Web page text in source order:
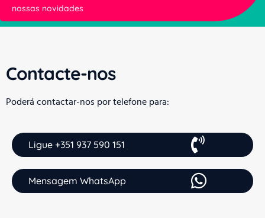
nossas novidades
Contacte-nos
Poderá contactar-nos por telefone para:
Ligue +351 937 590 151
Mensagem WhatsApp